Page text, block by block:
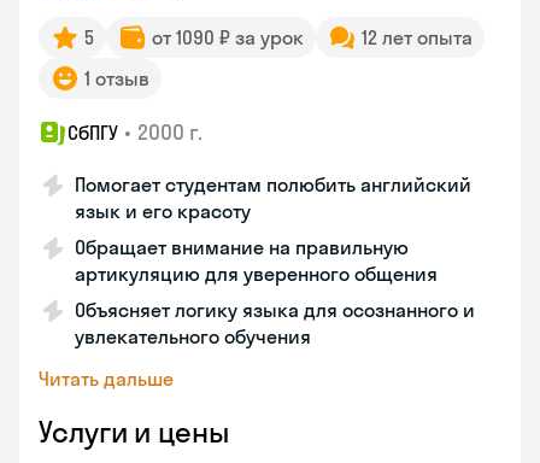
5 от 1090 ₽ за урок
12 лет опыта
1 отзыв
СбПГУ • 2000 г.
Помогает студентам полюбить английский
язык и его красоту
Обращает внимание на правильную
артикуляцию для уверенного общения
Объясняет логику языка для осознанного и
увлекательного обучения
Читать дальше
Услуги и цены